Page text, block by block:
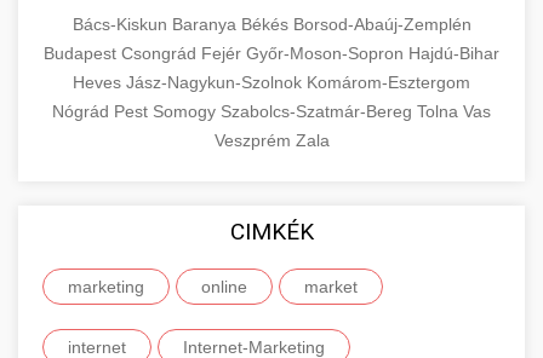
Bács-Kiskun Baranya Békés Borsod-Abaúj-Zemplén
Budapest Csongrád Fejér Győr-Moson-Sopron Hajdú-Bihar
Heves Jász-Nagykun-Szolnok Komárom-Esztergom
Nógrád Pest Somogy Szabolcs-Szatmár-Bereg Tolna Vas
Veszprém Zala
CIMKÉK
marketing online market
internet Internet-Marketing